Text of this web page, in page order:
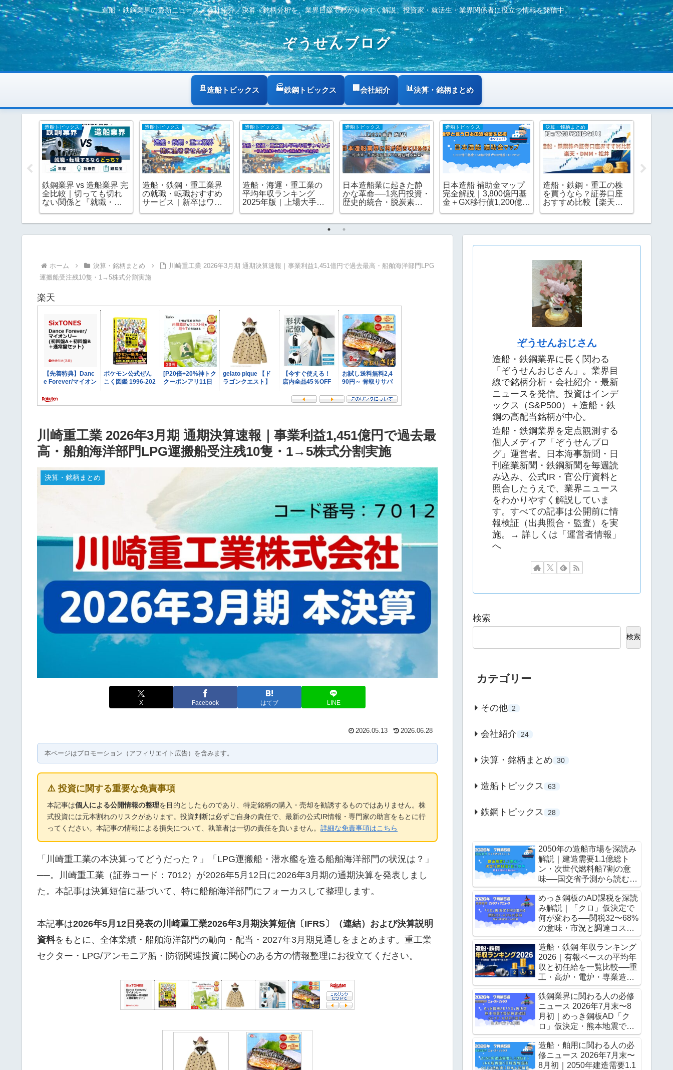
造船・鉄鋼業界の最新ニュース／会社紹介／決算・銘柄分析を、業界目線でわかりやすく解説。投資家・就活生・業界関係者に役立つ情報を発信中。
ぞうせんブログ
造船トピックス 鉄鋼トピックス 会社紹介 決算・銘柄まとめ
造船トピックス
鉄鋼業界 vs 造船業界 完
全比較｜切っても切れ
ない関係と『就職・転
最新版
造船トピックス
造船・鉄鋼・重工業界
の就職・転職おすすめ
サービス｜新卒はワン
造船トピックス
造船・海運・重工業の
平均年収ランキング
2025年版｜上場大手か
造船トピックス
日本造船業に起きた静
かな革命──1兆円投資・
歴史的統合・脱炭素が
造船トピックス
日本造船 補助金マップ
完全解説｜3,800億円基
金＋GX移行債1,200億超
決算・銘柄まとめ
造船・鉄鋼・重工の株
を買うなら？証券口座
おすすめ比較【楽天証
ホーム 決算・銘柄まとめ
川崎重工業 2026年3月期 通期決算速報｜事業利益1,451億円で過去最高・船舶海洋部門LPG
運搬船受注残10隻・1→5株式分割実施
楽天
川崎重工業 2026年3月期 通期決算速報｜事業利益1,451億円で過去最
高・船舶海洋部門LPG運搬船受注残10隻・1→5株式分割実施
決算・銘柄まとめ
X Facebook はてブ LINE
2026.05.13 2026.06.28
本ページはプロモーション（アフィリエイト広告）を含みます。
⚠️ 投資に関する重要な免責事項
本記事は個人による公開情報の整理を目的としたものであり、特定銘柄の購入・売却を勧誘するものではありません。株
式投資には元本割れのリスクがあります。投資判断は必ずご自身の責任で、最新の公式IR情報・専門家の助言をもとに行
ってください。本記事の情報による損失について、執筆者は一切の責任を負いません。 詳細な免責事項はこちら
「川崎重工業の本決算ってどうだった？」「LPG運搬船・潜水艦を造る船舶海洋部門の状況は？」
──。川崎重工業（証券コード：7012）が2026年5月12日に2026年3月期の通期決算を発表しまし
た。本記事は決算短信に基づいて、特に船舶海洋部門にフォーカスして整理します。
本記事は2026年5月12日発表の川崎重工業2026年3月期決算短信〔IFRS〕（連結）および決算説明
資料をもとに、全体業績・船舶海洋部門の動向・配当・2027年3月期見通しをまとめます。重工業
セクター・LPG/アンモニア船・防衛関連投資に関心のある方の情報整理にお役立てください。
ぞうせんおじさん
造船・鉄鋼業界に長く関わる
「ぞうせんおじさん」。業界目
線で銘柄分析・会社紹介・最新
ニュースを発信。投資はインデ
ックス（S&P500）＋造船・鉄
鋼の高配当銘柄が中心。
造船・鉄鋼業界を定点観測する
個人メディア「ぞうせんブロ
グ」運営者。日本海事新聞・日
刊産業新聞・鉄鋼新聞を毎週読
み込み、公式IR・官公庁資料と
照合したうえで、業界ニュース
をわかりやすく解説していま
す。すべての記事は公開前に情
報検証（出典照合・監査）を実
施。→ 詳しくは「運営者情報」
へ
検索
検索
カテゴリー
その他 2
会社紹介 24
決算・銘柄まとめ 30
造船トピックス 63
鉄鋼トピックス 28
2050年の造船市場を深読み
解説｜建造需要1.1億総ト
ン・次世代燃料船7割の意
味──国交省予測から読む
「日本が造るべき船」
めっき鋼板のAD課税を深読
み解説｜「クロ」仮決定で
何が変わる──関税32〜68%
の意味・市況と調達コスト
への影響
造船・鉄鋼 年収ランキング
2026｜有報ベースの平均年
収と初任給を一覧比較──重
工・高炉・電炉・専業造船
はどこが高い？
鉄鋼業界に関わる人の必修
ニュース 2026年7月末〜8
月初｜めっき鋼板AD「ク
ロ」仮決定・熊本地震で電
炉被害確認・GXスチール試
行6案件──これだけ押さえ
れば情報通
造船・舶用に関わる人の必
修ニュース 2026年7月末〜
8月初｜2050年建造需要1.1